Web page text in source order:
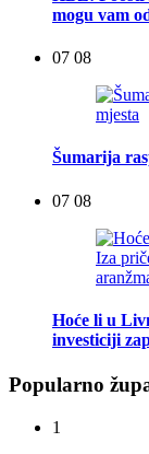
mogu vam
07 08
Šumarija
07 08
Hoće li u
investiciji
Popularno
1